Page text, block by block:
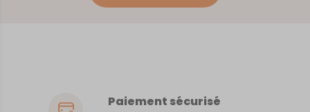
Paiement sécurisé